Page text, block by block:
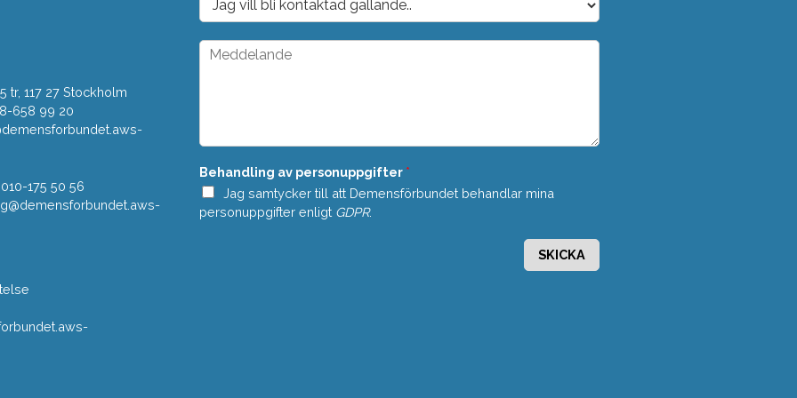
tr, 117 27 Stockholm
658 99 20
175 50 56
t
*
o
p
M
a
d
e
*
Behandling av personuppgifter *
Jag samtycker till att Demensförbundet behandlar mina
personuppgifter enligt GDPR.
SKICKA